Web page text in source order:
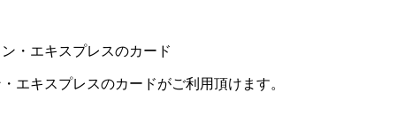
エキスプレスのカードがご利用頂けます。